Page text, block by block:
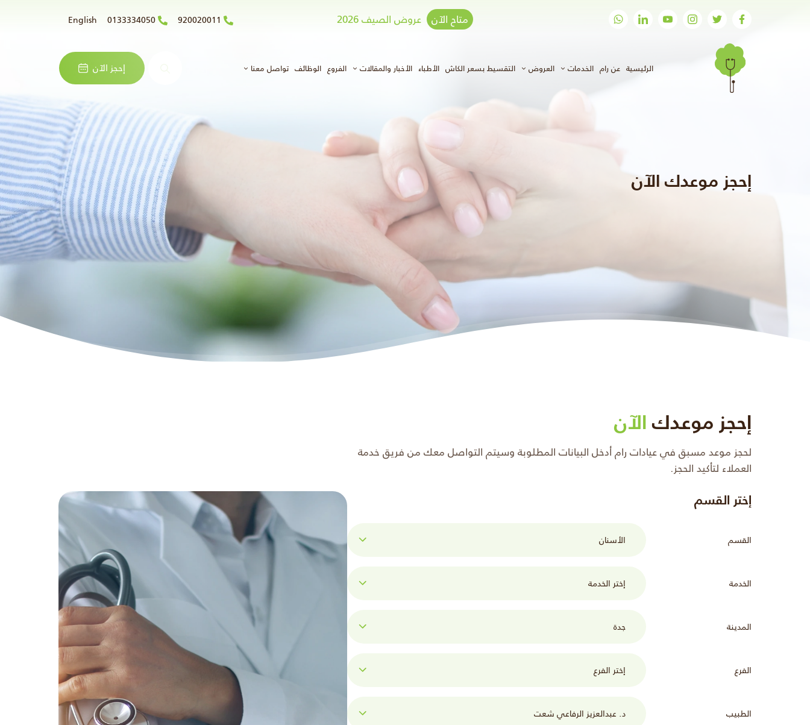
متاح الآن عروض الصيف 2026 920020011
0133334050
English
الرئيسية(الحالي)
عن رام الخدمات العروض التقسيط بسعر الكاش الأطباء الأخبار والمقالات الفروع الوظائف تواصل معنا إحجز الآن
إحجز موعدك الآن
إحجز موعدكالآن
لحجز موعد مسبق في عيادات رام أدخل البيانات المطلوبة وسيتم التواصل معك من فريق خدمة
العملاء لتأكيد الحجز.
إختر القسم
القسم
الخدمة
المدينة
الفرع
الطبيب